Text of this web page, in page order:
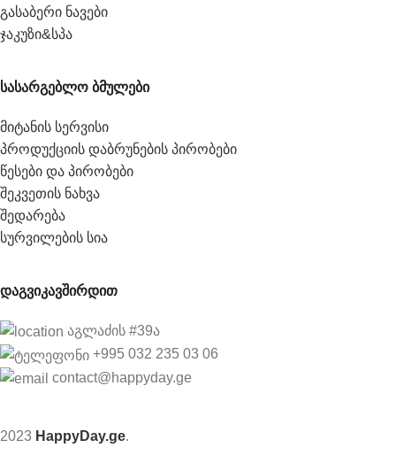
გასაბერი ნავები
ჯაკუზი&სპა
სასარგებლო ბმულები
მიტანის სერვისი
პროდუქციის დაბრუნების პირობები
წესები და პირობები
შეკვეთის ნახვა
შედარება
სურვილების სია
დაგვიკავშირდით
აგლაძის #39ა
+995 032 235 03 06
contact@happyday.ge
2023 HappyDay.ge.